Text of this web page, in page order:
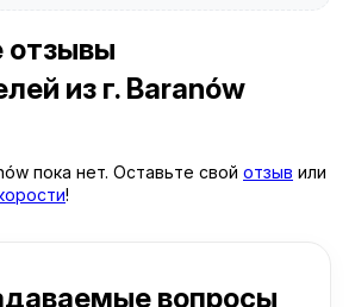
отзывы
из г. Baranów
пока нет. Оставьте свой отзыв или
!
вопросы